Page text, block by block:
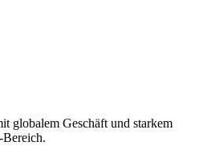
globalem Geschäft und starkem